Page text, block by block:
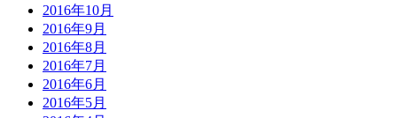
2016年10月
2016年9月
2016年8月
2016年7月
2016年6月
2016年5月